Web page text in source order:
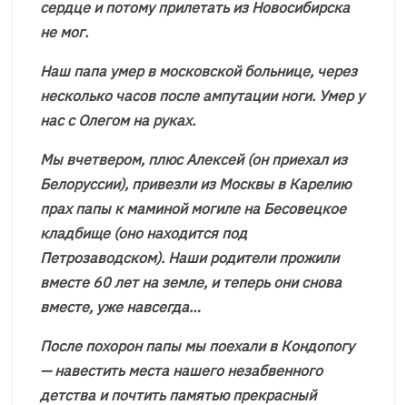
сердце и потому прилетать из Новосибирска
не мог.
Наш папа умер в московской больнице, через
несколько часов после ампутации ноги. Умер у
нас с Олегом на руках.
Мы вчетвером, плюс Алексей (он приехал из
Белоруссии), привезли из Москвы в Карелию
прах папы к маминой могиле на Бесовецкое
кладбище (оно находится под
Петрозаводском). Наши родители прожили
вместе 60 лет на земле, и теперь они снова
вместе, уже навсегда…
После похорон папы мы поехали в Кондопогу
— навестить места нашего незабвенного
детства и почтить памятью прекрасный